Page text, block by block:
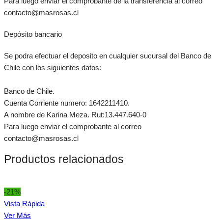
contacto@masrosas.cl
Depósito bancario
Se podra efectuar el deposito en cualquier sucursal del Banco de
Chile con los siguientes datos:
Banco de Chile.
Cuenta Corriente numero: 1642211410.
A nombre de Karina Meza. Rut:13.447.640-0
Para luego enviar el comprobante al correo
contacto@masrosas.cl
Productos relacionados
-21%
Vista Rápida
Ver Más